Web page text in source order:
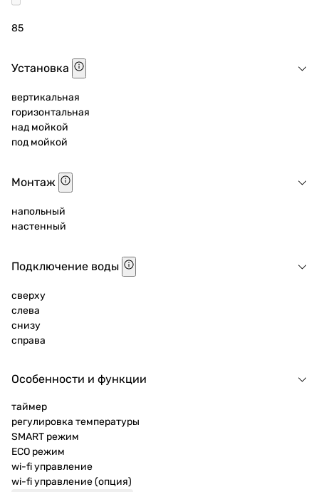
85
Установка
вертикальная
горизонтальная
над мойкой
под мойкой
Монтаж
напольный
настенный
Подключение воды
сверху
слева
снизу
справа
Особенности и функции
таймер
регулировка температуры
SMART режим
ECO режим
wi-fi управление
wi-fi управление (опция)